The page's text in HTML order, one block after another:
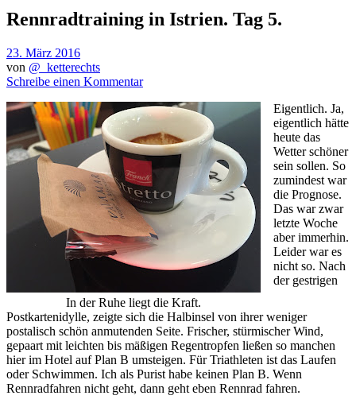
Rennradtraining in Istrien. Tag 5.
23. März 2016
von @_ketterechts
Schreibe einen Kommentar
In der Ruhe liegt die Kraft.
Eigentlich. Ja,
eigentlich hätte
heute das
Wetter schöner
sein sollen. So
zumindest war
die Prognose.
Das war zwar
letzte Woche
aber immerhin.
Leider war es
nicht so. Nach
der gestrigen
Postkartenidylle, zeigte sich die Halbinsel von ihrer weniger
postalisch schön anmutenden Seite. Frischer, stürmischer Wind,
gepaart mit leichten bis mäßigen Regentropfen ließen so manchen
hier im Hotel auf Plan B umsteigen. Für Triathleten ist das Laufen
oder Schwimmen. Ich als Purist habe keinen Plan B. Wenn
Rennradfahren nicht geht, dann geht eben Rennrad fahren.